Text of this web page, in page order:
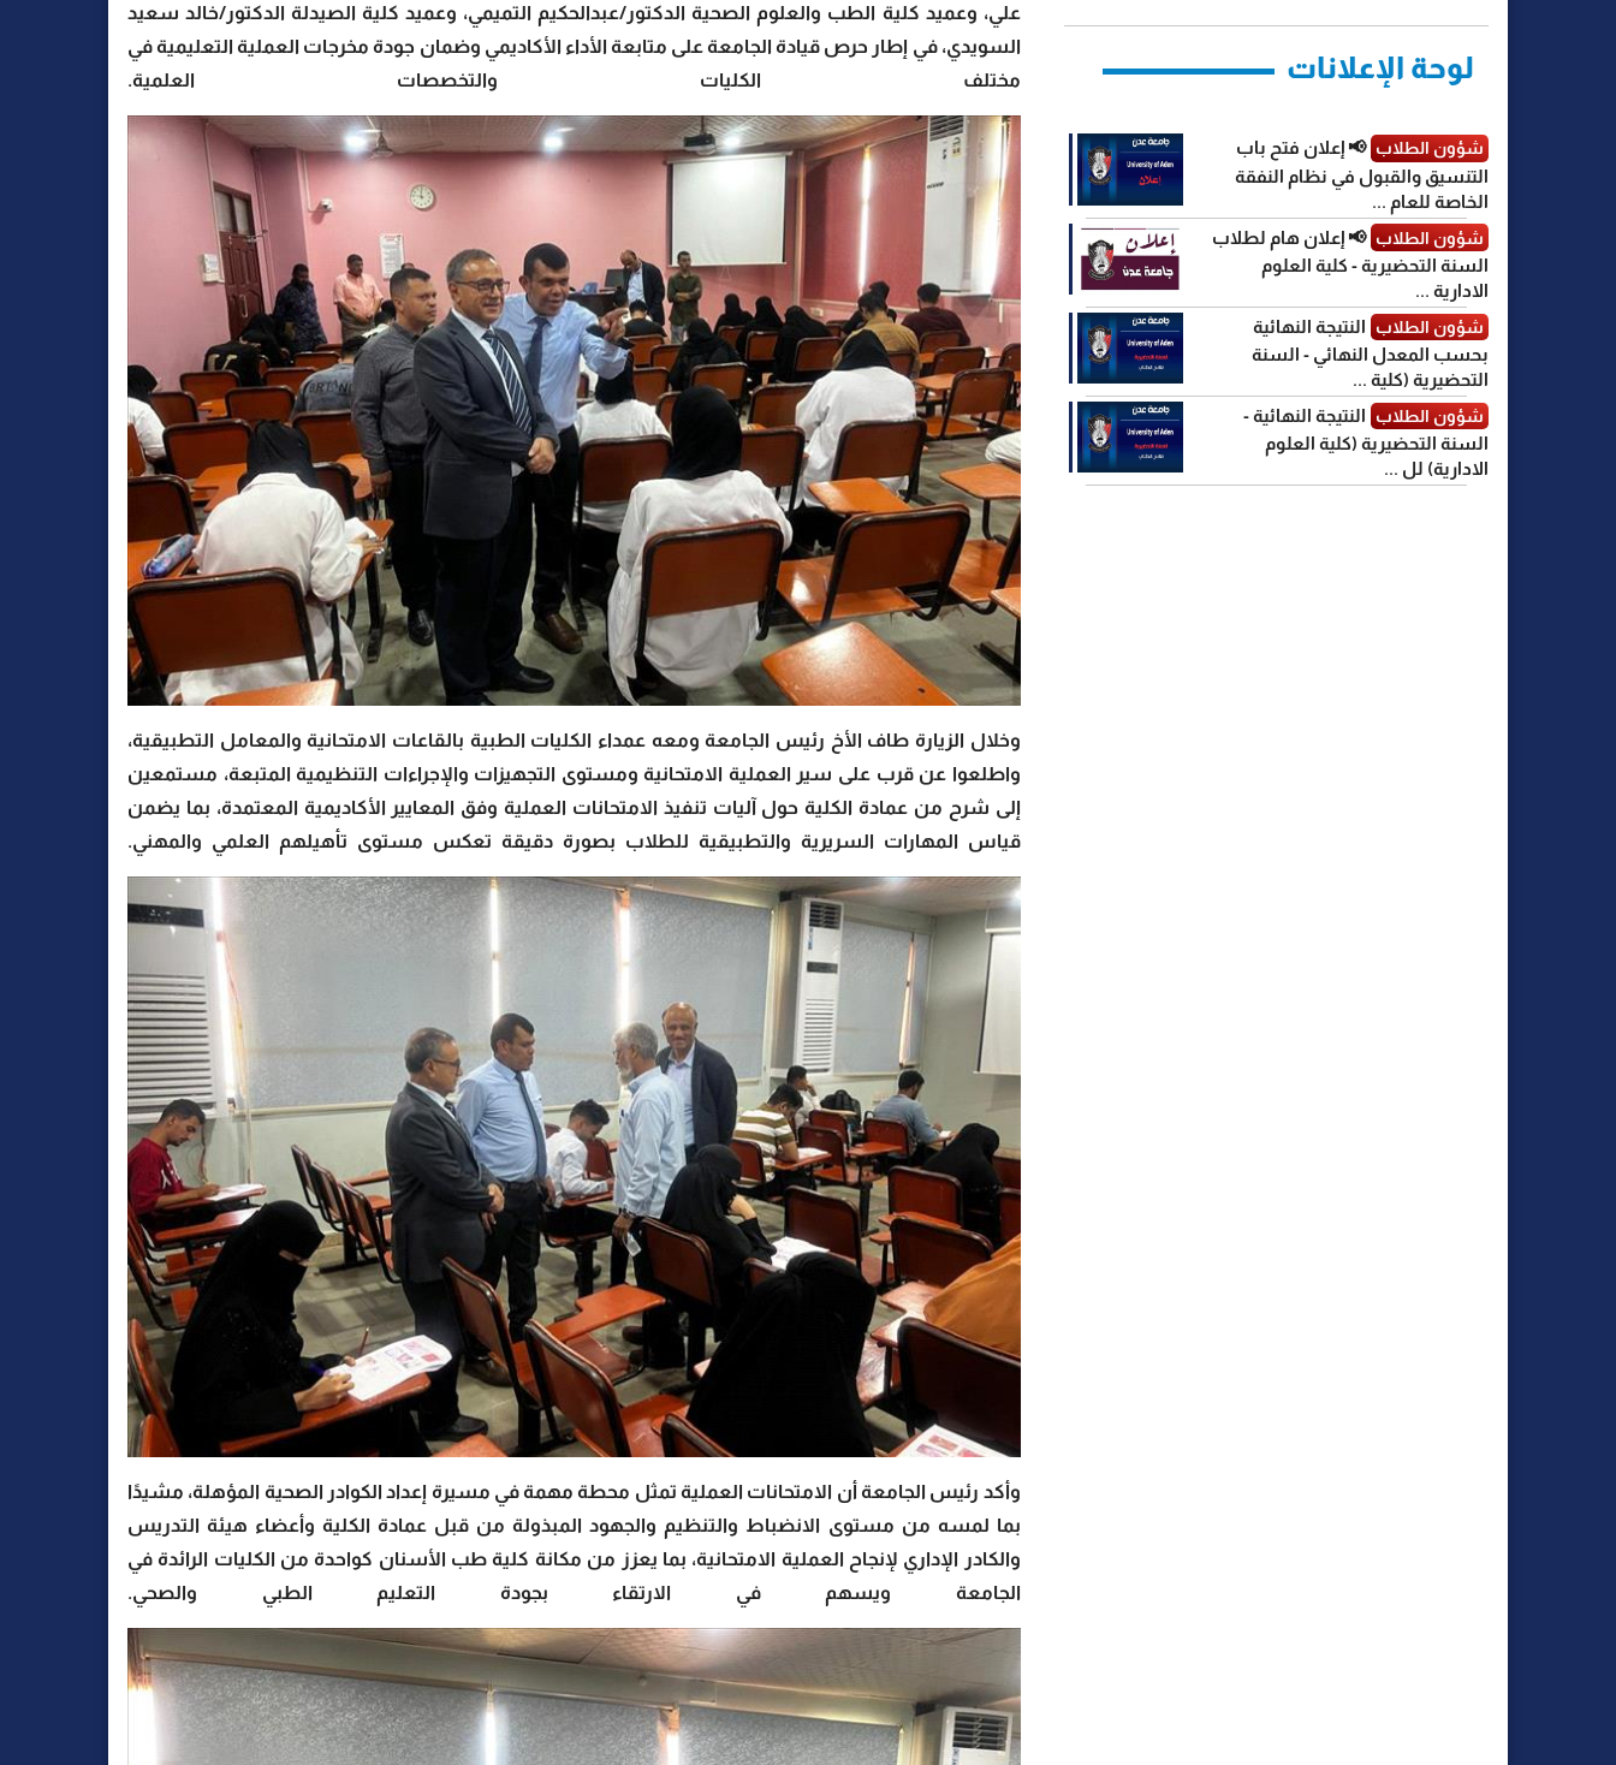
علي، وعميد كلية الطب والعلوم الصحية الدكتور/عبدالحكيم التميمي، وعميد كلية الصيدلة الدكتور/خالد سعيد
السويدي، في إطار حرص قيادة الجامعة على متابعة الأداء الأكاديمي وضمان جودة مخرجات العملية التعليمية في
مختلف الكليات والتخصصات العلمية.
وخلال الزيارة طاف الأخ رئيس الجامعة ومعه عمداء الكليات الطبية بالقاعات الامتحانية والمعامل التطبيقية،
واطلعوا عن قرب على سير العملية الامتحانية ومستوى التجهيزات والإجراءات التنظيمية المتبعة، مستمعين
إلى شرح من عمادة الكلية حول آليات تنفيذ الامتحانات العملية وفق المعايير الأكاديمية المعتمدة، بما يضمن
قياس المهارات السريرية والتطبيقية للطلاب بصورة دقيقة تعكس مستوى تأهيلهم العلمي والمهني.
وأكد رئيس الجامعة أن الامتحانات العملية تمثل محطة مهمة في مسيرة إعداد الكوادر الصحية المؤهلة، مشيدًا
بما لمسه من مستوى الانضباط والتنظيم والجهود المبذولة من قبل عمادة الكلية وأعضاء هيئة التدريس
والكادر الإداري لإنجاح العملية الامتحانية، بما يعزز من مكانة كلية طب الأسنان كواحدة من الكليات الرائدة في
الجامعة ويسهم في الارتقاء بجودة التعليم الطبي والصحي.
لوحة الإعلانات
شؤون الطلاب 📢 إعلان فتح باب
التنسيق والقبول في نظام النفقة
الخاصة للعام ...
شؤون الطلاب 📢 إعلان هام لطلاب
السنة التحضيرية - كلية العلوم
الادارية ...
شؤون الطلاب
النتيجة النهائية
بحسب المعدل النهائي - السنة
التحضيرية (كلية ...
شؤون الطلاب
النتيجة النهائية -
السنة التحضيرية (كلية العلوم
الادارية) لل ...